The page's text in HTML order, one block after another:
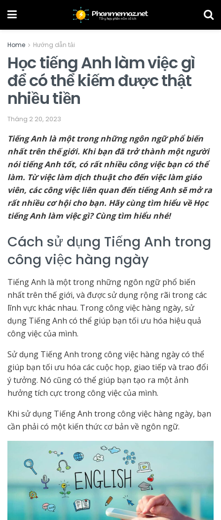
Home Hướng dẫn tải
Học tiếng Anh làm việc gì
để có thể kiếm được thật
nhiều tiền
Tháng 2 20, 2023
Tiếng Anh là một trong những ngôn ngữ phổ biến
nhất trên thế giới. Khi bạn đã trở thành một người
nói tiếng Anh tốt, có rất nhiều công việc bạn có thể
làm. Từ việc làm dịch thuật cho đến việc làm giáo
viên, các công việc liên quan đến tiếng Anh sẽ mở ra
rất nhiều cơ hội cho bạn. Hãy cùng tìm hiểu về Học
tiếng Anh làm việc gì? Cùng tìm hiểu nhé!
Cách sử dụng Tiếng Anh trong
công việc hàng ngày
Tiếng Anh là một trong những ngôn ngữ phổ biến
nhất trên thế giới, và được sử dụng rộng rãi trong các
lĩnh vực khác nhau. Trong công việc hàng ngày, sử
dụng Tiếng Anh có thể giúp bạn tối ưu hóa hiệu quả
công việc của mình.
Sử dụng Tiếng Anh trong công việc hàng ngày có thể
giúp bạn tối ưu hóa các cuộc họp, giao tiếp và trao đổi
ý tưởng. Nó cũng có thể giúp bạn tạo ra một ảnh
hưởng tích cực trong công việc của mình.
Khi sử dụng Tiếng Anh trong công việc hàng ngày, bạn
cần phải có một kiến thức cơ bản về ngôn ngữ.